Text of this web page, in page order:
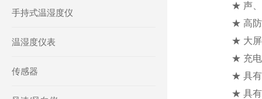
手持式温湿度仪
温湿度仪表
传感器
★ 声
★ 高
★ 大
★ 充
★ 具
★ 具